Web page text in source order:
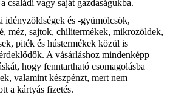
családi vagy saját gazdaságukba.
idényzöldségek és -gyümölcsök,
méz, sajtok, chilitermékek, mikrozöldek,
piték és hústermékek közül is
A vásárláshoz mindenképp
hogy fenntartható csomagolásba
valamint készpénzt, mert nem
a kártyás fizetés.